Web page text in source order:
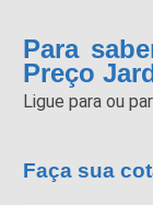
Para
Preço
Ligue para ou
Faça sua